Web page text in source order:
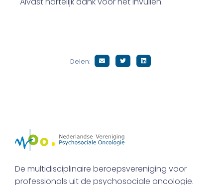
Delen:
De multidisciplinaire beroepsvereniging voor
professionals uit de psychosociale oncologie.